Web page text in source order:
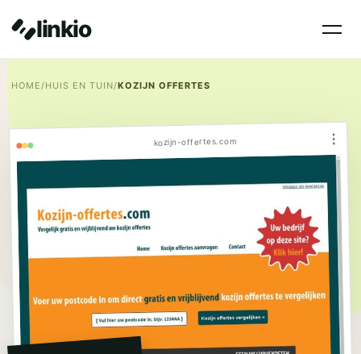
linkio
HOME/HUIS EN TUIN/KOZIJN OFFERTES
kozijn-offertes.com ⋮